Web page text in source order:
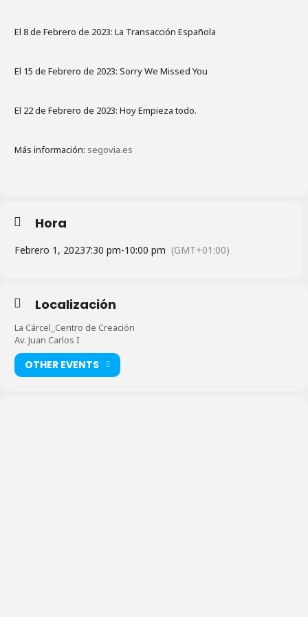
El 8 de Febrero de 2023: La Transacción Española
El 15 de Febrero de 2023: Sorry We Missed You
El 22 de Febrero de 2023: Hoy Empieza todo.
Más información: segovia.es
Hora
Febrero 1, 20237:30 pm-10:00 pm (GMT+01:00)
Localización
La Cárcel_Centro de Creación
Av. Juan Carlos I
OTHER EVENTS